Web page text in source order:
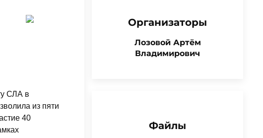
СЛА в
из пяти
40
Организаторы
Лозовой Артём
Владимирович
Файлы